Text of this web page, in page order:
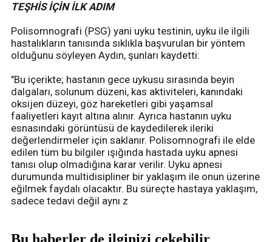
TEŞHİS İÇİN İLK ADIM
Polisomnografi (PSG) yani uyku testinin, uyku ile ilgili
hastalıkların tanısında sıklıkla başvurulan bir yöntem
olduğunu söyleyen Aydın, şunları kaydetti:
"Bu içerikte; hastanın gece uykusu sırasında beyin
dalgaları, solunum düzeni, kas aktiviteleri, kanındaki
oksijen düzeyi, göz hareketleri gibi yaşamsal
faaliyetleri kayıt altına alınır. Ayrıca hastanın uyku
esnasındaki görüntüsü de kaydedilerek ileriki
değerlendirmeler için saklanır. Polisomnografi ile elde
edilen tüm bu bilgiler ışığında hastada uyku apnesi
tanısı olup olmadığına karar verilir. Uyku apnesi
durumunda multidisipliner bir yaklaşım ile onun üzerine
eğilmek faydalı olacaktır. Bu süreçte hastaya yaklaşım,
sadece tedavi değil aynı z